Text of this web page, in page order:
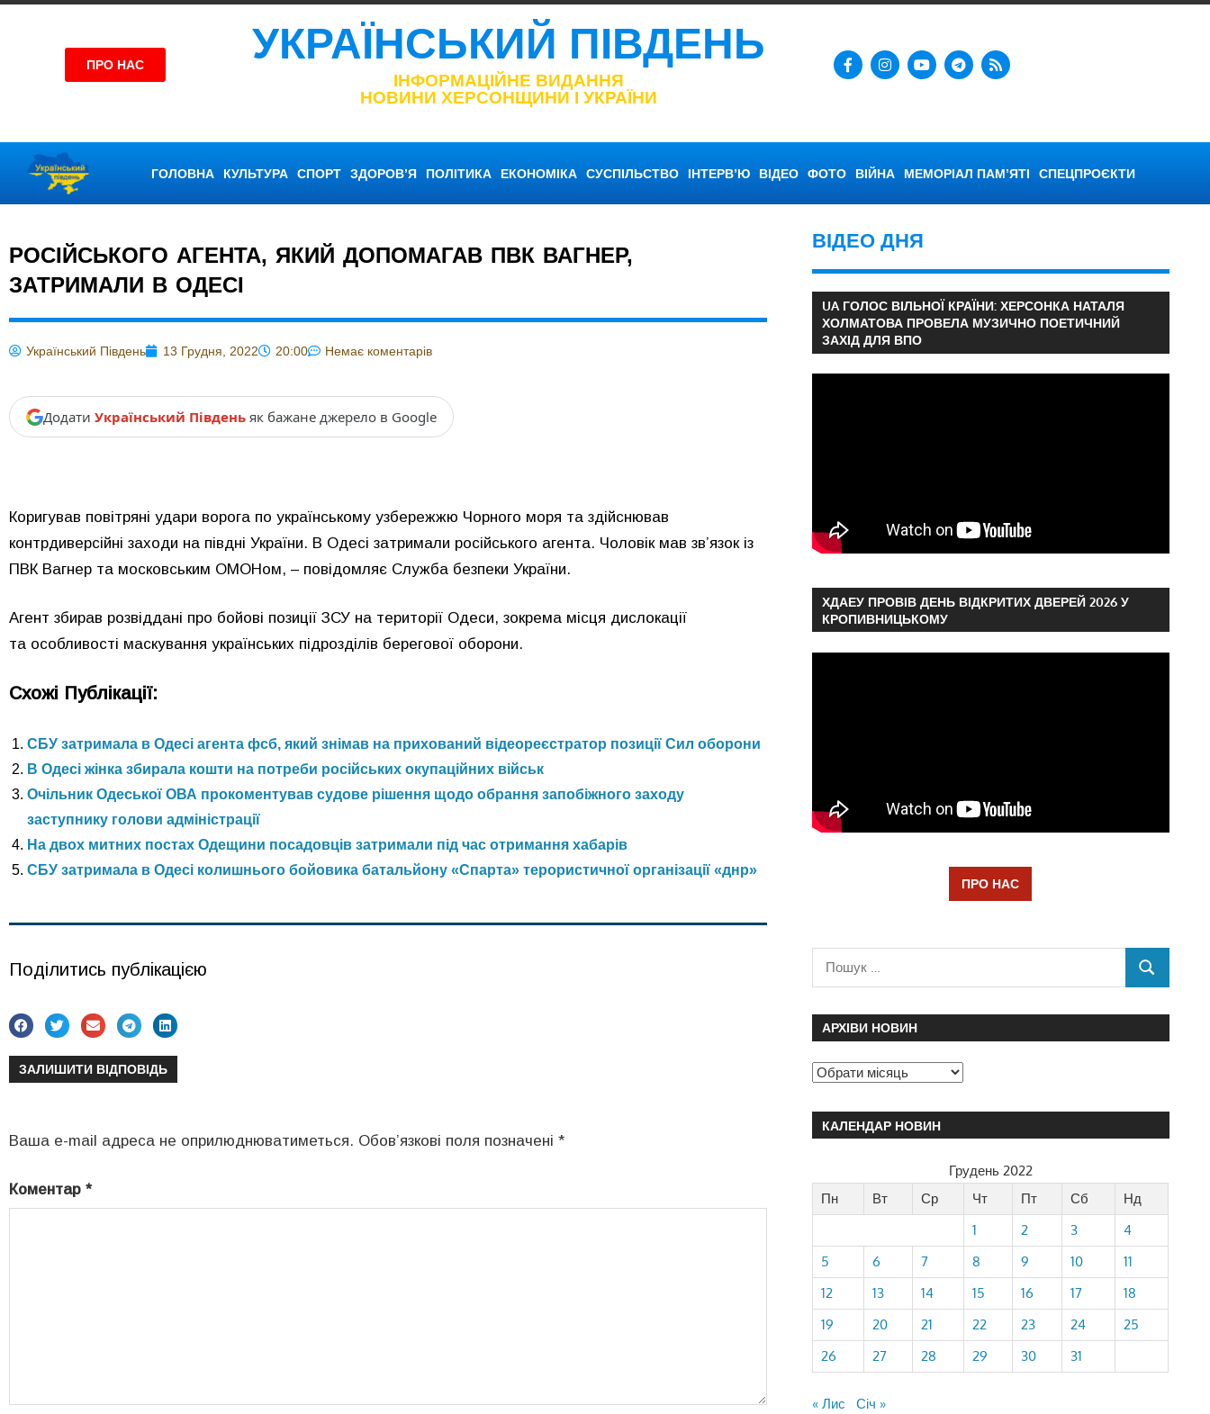
ПРО НАС УКРАЇНСЬКИЙ ПІВДЕНЬ
ІНФОРМАЦІЙНЕ ВИДАННЯ
НОВИНИ ХЕРСОНЩИНИ І УКРАЇНИ
ГОЛОВНА КУЛЬТУРА СПОРТ ЗДОРОВ’Я ПОЛІТИКА ЕКОНОМІКА СУСПІЛЬСТВО ІНТЕРВ’Ю ВІДЕО ФОТО ВІЙНА МЕМОРІАЛ ПАМ’ЯТІ СПЕЦПРОЄКТИ
РОСІЙСЬКОГО АГЕНТА, ЯКИЙ ДОПОМАГАВ ПВК ВАГНЕР,
ЗАТРИМАЛИ В ОДЕСІ
Український Південь 13 Грудня, 2022 20:00 Немає коментарів
Додати Український Південь як бажане джерело в Google
Коригував повітряні удари ворога по українському узбережжю Чорного моря та здійснював
контрдиверсійні заходи на півдні України. В Одесі затримали російського агента. Чоловік мав зв’язок із
ПВК Вагнер та московським ОМОНом, – повідомляє Служба безпеки України.
Агент збирав розвіддані про бойові позиції ЗСУ на території Одеси, зокрема місця дислокації
та особливості маскування українських підрозділів берегової оборони.
Схожі Публікації:
СБУ затримала в Одесі агента фсб, який знімав на прихований відеореєстратор позиції Сил оборони
В Одесі жінка збирала кошти на потреби російських окупаційних військ
Очільник Одеської ОВА прокоментував судове рішення щодо обрання запобіжного заходу
заступнику голови адміністрації
На двох митних постах Одещини посадовців затримали під час отримання хабарів
СБУ затримала в Одесі колишнього бойовика батальйону «Спарта» терористичної організації «днр»
Поділитись публікацією
ЗАЛИШИТИ ВІДПОВІДЬ
Ваша e-mail адреса не оприлюднюватиметься. Обов’язкові поля позначені *
Коментар *
ВІДЕО ДНЯ
UA ГОЛОС ВІЛЬНОЇ КРАЇНИ: ХЕРСОНКА НАТАЛЯ
ХОЛМАТОВА ПРОВЕЛА МУЗИЧНО ПОЕТИЧНИЙ
ЗАХІД ДЛЯ ВПО
ХДАЕУ ПРОВІВ ДЕНЬ ВІДКРИТИХ ДВЕРЕЙ 2026 У
КРОПИВНИЦЬКОМУ
ПРО НАС
АРХІВИ НОВИН
КАЛЕНДАР НОВИН
Грудень 2022
Пн
Вт Ср Чт Пт Сб
Нд
1
2 3
4
5
6 7 8 9 10
11
12
13 14 15 16 17
18
19
20 21 22 23 24
25
26
27 28 29 30 31
« Лис Січ »